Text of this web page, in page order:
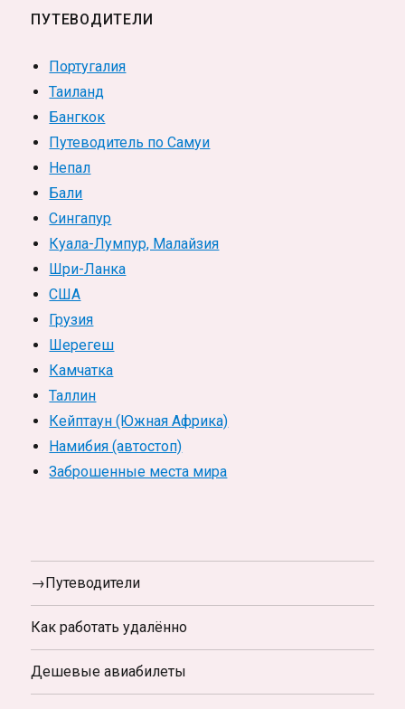
ПУТЕВОДИТЕЛИ
Португалия
Таиланд
Бангкок
Путеводитель по Самуи
Непал
Бали
Сингапур
Куала-Лумпур, Малайзия
Шри-Ланка
США
Грузия
Шерегеш
Камчатка
Таллин
Кейптаун (Южная Африка)
Намибия (автостоп)
Заброшенные места мира
→Путеводители
Как работать удалённо
Дешевые авиабилеты